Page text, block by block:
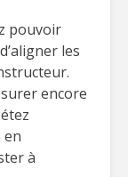
pouvoir
les
encore
en
à